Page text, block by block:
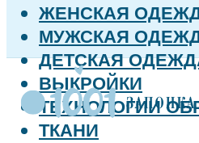
ЖЕНСКАЯ
МУЖСКАЯ
ДЕТСКАЯ
ВЫКРОЙКИ
ТЕХНОЛОГИИ
ТКАНИ